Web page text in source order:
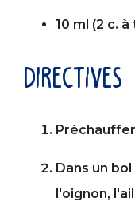
10 ml (2 c.
directives
Préchauffer
Dans un
l'oignon,